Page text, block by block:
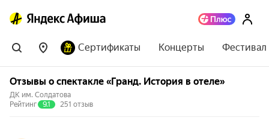
Сертификаты Концерты
Отзывы о спектакле «Гранд. История в отеле»
ДК им. Солдатова
Рейтинг
9.1 251 отзыв